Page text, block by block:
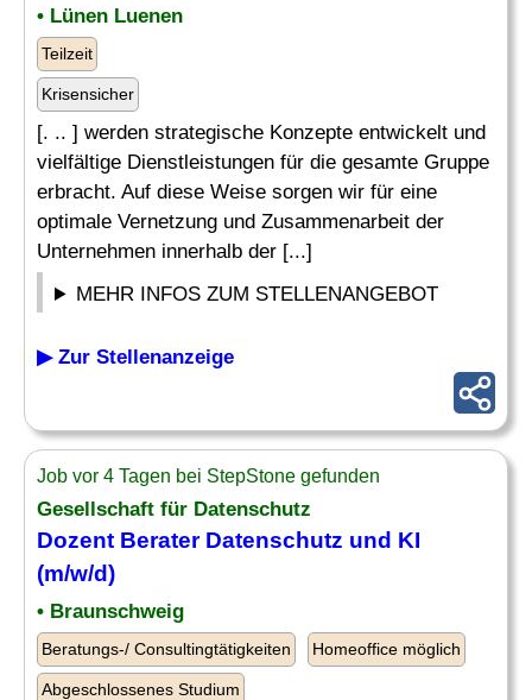
• Lünen Luenen
Teilzeit
Krisensicher
[. .. ] werden strategische Konzepte entwickelt und
vielfältige Dienstleistungen für die gesamte Gruppe
erbracht. Auf diese Weise sorgen wir für eine
optimale Vernetzung und Zusammenarbeit der
Unternehmen innerhalb der [...]
MEHR INFOS ZUM STELLENANGEBOT
▶ Zur Stellenanzeige
Job vor 4 Tagen bei StepStone gefunden
Gesellschaft für Datenschutz
Dozent Berater Datenschutz und KI
(m/w/d)
• Braunschweig
Beratungs-/ Consultingtätigkeiten Homeoffice möglich
Abgeschlossenes Studium